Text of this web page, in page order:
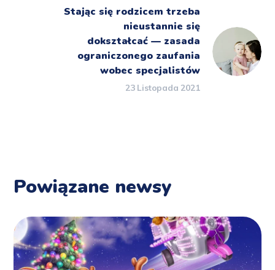
Stając się rodzicem trzeba
nieustannie się
dokształcać — zasada
ograniczonego zaufania
wobec specjalistów
23 Listopada 2021
Powiązane newsy